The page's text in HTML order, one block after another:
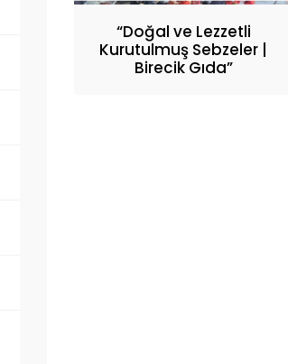
“Doğal ve Lezzetli
Kurutulmuş Sebzeler |
Birecik Gıda”